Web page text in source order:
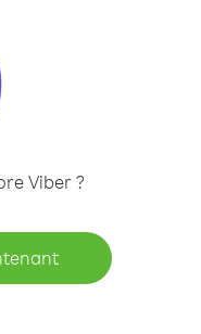
Viber ?